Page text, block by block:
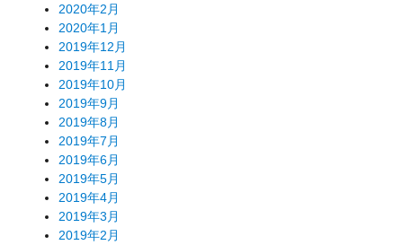
2020年2月
2020年1月
2019年12月
2019年11月
2019年10月
2019年9月
2019年8月
2019年7月
2019年6月
2019年5月
2019年4月
2019年3月
2019年2月